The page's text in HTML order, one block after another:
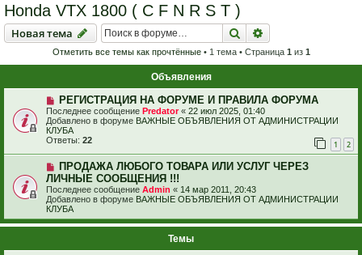
Honda VTX 1800 ( C F N R S T )
Новая тема
Новаятема Поиск
Отметить все темы как прочтённые• 1 тема • Страница 1 из 1
Объявления
РЕГИСТРАЦИЯ НА ФОРУМЕ И ПРАВИЛА ФОРУМА
Последнее сообщение Predator« 22 июл 2025, 01:40
Добавлено в форуме ВАЖНЫЕ ОБЪЯВЛЕНИЯ ОТ АДМИНИСТРАЦИИ
КЛУБА
Ответы: 22 1 2
ПРОДАЖА ЛЮБОГО ТОВАРА ИЛИ УСЛУГ ЧЕРЕЗ
ЛИЧНЫЕ СООБЩЕНИЯ !!!
Последнее сообщение Admin « 14 мар 2011, 20:43
Добавлено в форуме ВАЖНЫЕ ОБЪЯВЛЕНИЯ ОТ АДМИНИСТРАЦИИ
КЛУБА
Темы